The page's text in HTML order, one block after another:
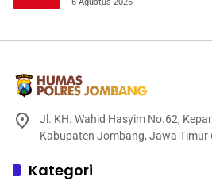
6 Agustus 2026
Jl. KH. Wahid Hasyim No.62,
Kabupaten Jombang, Jawa Timur
Kategori